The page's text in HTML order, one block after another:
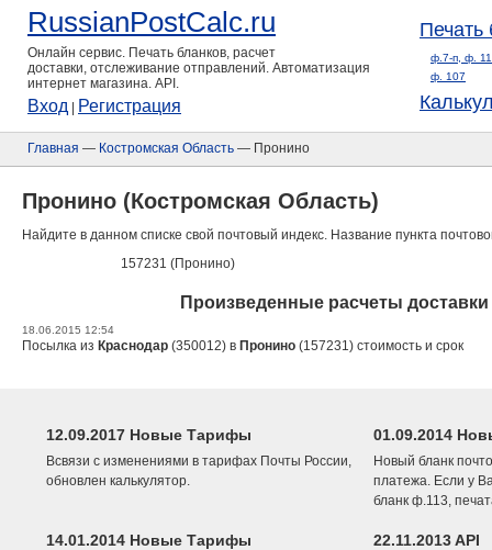
RussianPostCalc.ru
Онлайн сервис. Печать бланков, расчет
доставки, отслеживание отправлений. Автоматизация
интернет магазина. API.
Вход Регистрация
Печать
ф.7-п, ф.
ф. 107
Главная — Костромская Область — Пронино
Пронино (Костромская Область)
Найдите в данном списке свой почтовый индекс. Название пункта
157231 (Пронино)
Произведенные расчеты
18.06.2015 12:54
Посылка из Краснодар (350012) в Пронино (157231) стоимость и срок
12.09.2017 Новые Тарифы
Всвязи с изменениями в тарифах Почты России,
обновлен калькулятор.
01.09.2014
Новый бланк
платежа. Если у
бланк ф.113,
14.01.2014 Новые Тарифы 22.11.2013 API